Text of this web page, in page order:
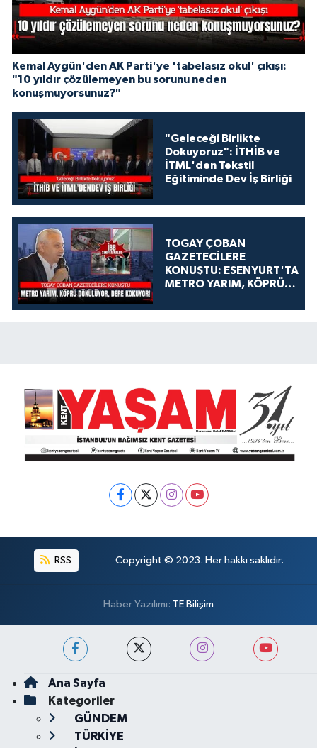
Kemal Aygün'den AK Parti'ye 'tabelasız okul' çıkışı:
"10 yıldır çözülemeyen bu sorunu neden
konuşmuyorsunuz?"
"Geleceği Birlikte
Dokuyoruz": İTHİB ve
İTML'den Tekstil
Eğitiminde Dev İş Birliği
TOGAY ÇOBAN
GAZETECİLERE
KONUŞTU: ESENYURT'TA
METRO YARIM, KÖPRÜ
KOKUYOR!
RSS Copyright © 2023. Her hakkı saklıdır.
Haber Yazılımı: TE Bilişim
Ana Sayfa
Kategoriler
GÜNDEM
TÜRKİYE